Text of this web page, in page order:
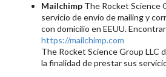
Mailchimp The Rocket Science
servicio de envío de mailing y
con domicilio en EEUU.
https://mailchimp.com
The Rocket Science Group LLC
la finalidad de prestar sus